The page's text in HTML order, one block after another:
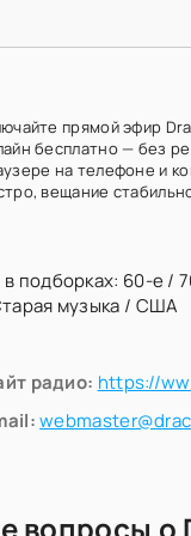
прямой эфир
бесплатно — без
на телефоне и
вещание
подборках: 60-е/
музыка / США
радио: https://